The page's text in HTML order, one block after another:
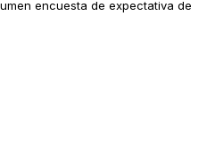
encuesta de expectativa de